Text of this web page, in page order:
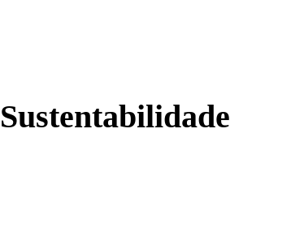
Sustentabilidade